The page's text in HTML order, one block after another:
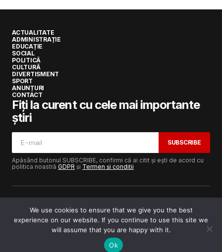
ACTUALITATE
ADMINISTRAȚIE
EDUCAȚIE
SOCIAL
POLITICĂ
CULTURĂ
DIVERTISMENT
SPORT
ANUNȚURI
CONTACT
Fiți la curent cu cele mai importante
știri
SUBSCRIBE
Apăsând butonul SUBSCRIBE, confirmi că ai citit și ești de acord cu
politica noastră GDPR și Termen și condiții
Copyright © 2017-2025Lugojeanul.ro· Toate drepturile
rezervate · Dezvoltat dePower Media FX
We use cookies to ensure that we give you the best
experience on our website. If you continue to use this site we
will assume that you are happy with it.
Ok